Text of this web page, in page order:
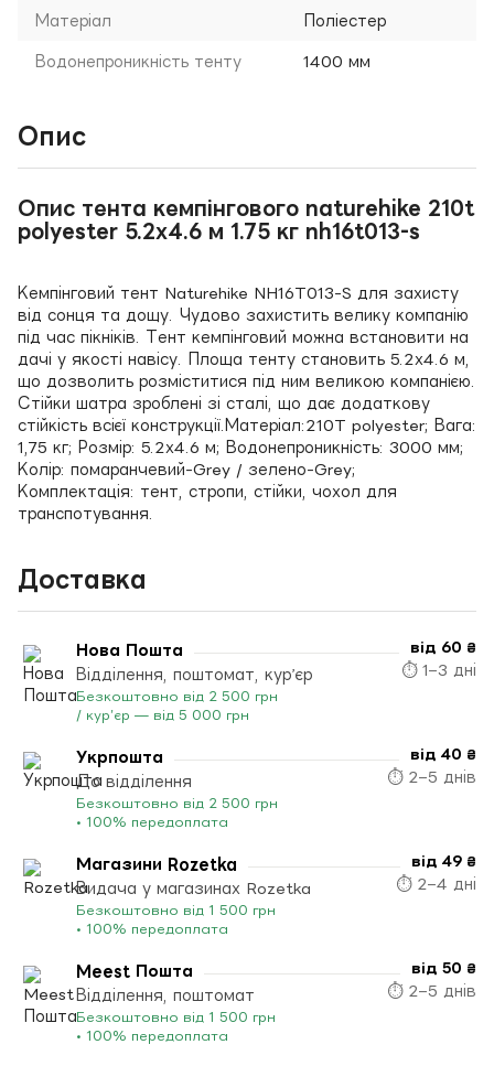
Матеріал Поліестер
Водонепроникність тенту 1400 мм
Опис
Опис тента кемпінгового naturehike 210t
polyester 5.2х4.6 м 1.75 кг nh16t013-s
Кемпінговий тент Naturehike NH16T013-S для захисту
від сонця та дощу. Чудово захистить велику компанію
під час пікніків. Тент кемпінговий можна встановити на
дачі у якості навісу. Площа тенту становить 5.2х4.6 м,
що дозволить розміститися під ним великою компанією.
Стійки шатра зроблені зі сталі, що дає додаткову
стійкість всієї конструкції.Матеріал:210T polyester; Вага:
1,75 кг; Розмір: 5.2х4.6 м; Водонепроникність: 3000 мм;
Колір: помаранчевий-Grey / зелено-Grey;
Комплектація: тент, стропи, стійки, чохол для
транспотування.
Доставка
Нова Пошта
Відділення, поштомат, кур’єр
Безкоштовно від 2 500 грн
/ кур’єр — від 5 000 грн
від 60 ₴
⏱ 1–3 дні
Укрпошта
До відділення
Безкоштовно від 2 500 грн
• 100% передоплата
від 40 ₴
⏱ 2–5 днів
Магазини Rozetka
Видача у магазинах Rozetka
Безкоштовно від 1 500 грн
• 100% передоплата
від 49 ₴
⏱ 2–4 дні
Meest Пошта
Відділення, поштомат
Безкоштовно від 1 500 грн
• 100% передоплата
від 50 ₴
⏱ 2–5 днів